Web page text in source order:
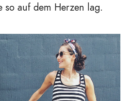
so auf dem Herzen lag.